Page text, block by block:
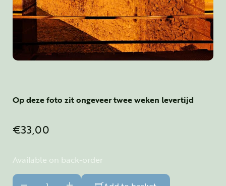
Op deze foto zit ongeveer twee weken levertijd
€33,00
Available on back-order
Het Collectief - The Collective 3D - A3 formaat quantity